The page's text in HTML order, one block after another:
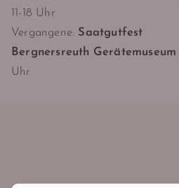
11-18 Uhr
Vergangene: Saatgutfest
Bergnersreuth Gerätemuseum
Uhr